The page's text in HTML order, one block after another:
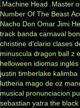
.Machine Head .Master
Number Of The Beast
Nacho Don Omar Jimi
track banda carnaval
christine d'clario clases
minuscula dragon ball z
helloween idiomas inglés
justin timberlake kalimba
lutheria mago de oz
musical pronunciacion
sebastian yatra the black